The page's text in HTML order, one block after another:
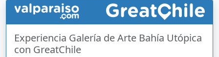
Experiencia Galería de Arte Bahía Utópica
con GreatChile